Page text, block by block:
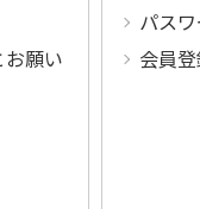
願い
パス
会員